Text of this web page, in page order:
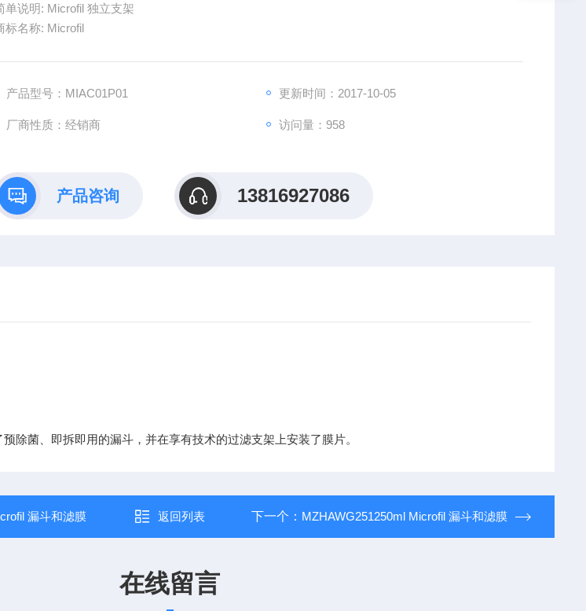
单说明: Microfil 独立支架
标名称: Microfil
产品型号：MIAC01P01 更新时间：2017-10-05
厂商性质：经销商 访问量：958
产品咨询 13816927086
除菌、即拆即用的漏斗，并在享有技术的过滤支架上安装了膜片。
漏斗和滤膜 返回列表 下一个： MZHAWG251250ml Microfil 漏斗和滤膜
在线留言